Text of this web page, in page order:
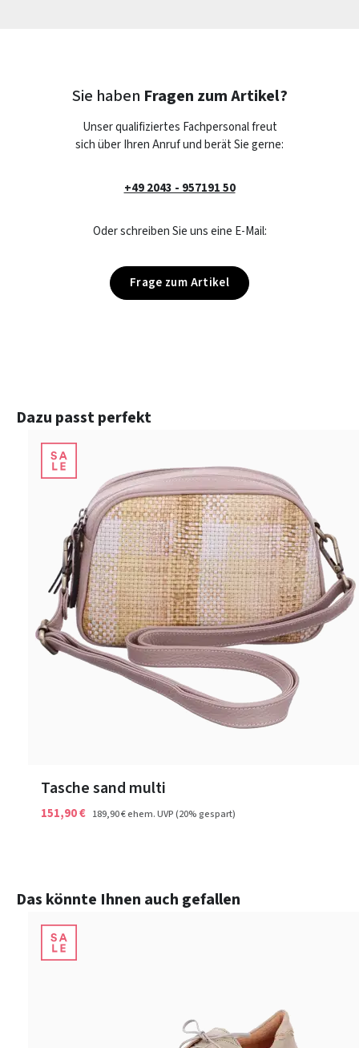
Sie haben Fragen zum Artikel?
Unser qualifiziertes Fachpersonal freut
sich über Ihren Anruf und berät Sie gerne:
+49 2043 - 957191 50
Oder schreiben Sie uns eine E-Mail:
Frage zum Artikel
Produktgalerie überspringen
Dazu passt perfekt
Tasche sand multi
151,90 € 189,90 €ehem. UVP(20% gespart)
Produktgalerie überspringen
Das könnte Ihnen auch gefallen